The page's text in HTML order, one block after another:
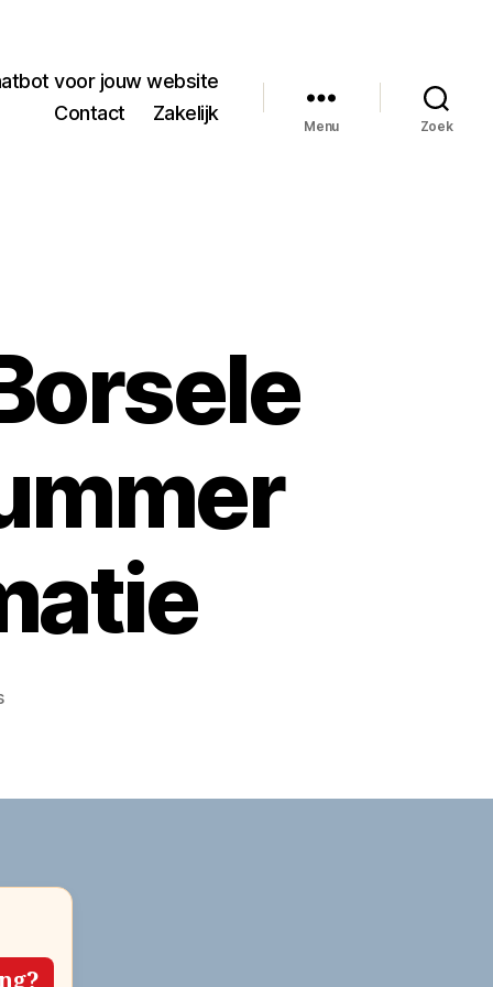
voor jouw website
Contact
Zakelijk
Menu Zoek
op
Telefoonnummer